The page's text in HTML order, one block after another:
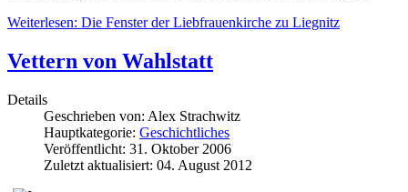
Weiterlesen: Die Fenster der Liebfrauenkirche zu Liegnitz
Vettern von Wahlstatt
Details
Geschrieben von: Alex Strachwitz
Hauptkategorie: Geschichtliches
Veröffentlicht: 31. Oktober 2006
Zuletzt aktualisiert: 04. August 2012